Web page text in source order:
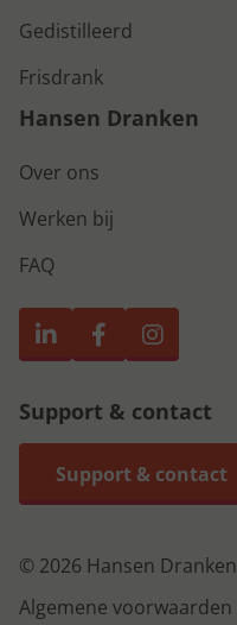
Gedistilleerd
Frisdrank
Hansen Dranken
Over ons
Werken bij
FAQ
Support & contact
Support & contact
© 2026 Hansen Dranken
Algemene voorwaarden